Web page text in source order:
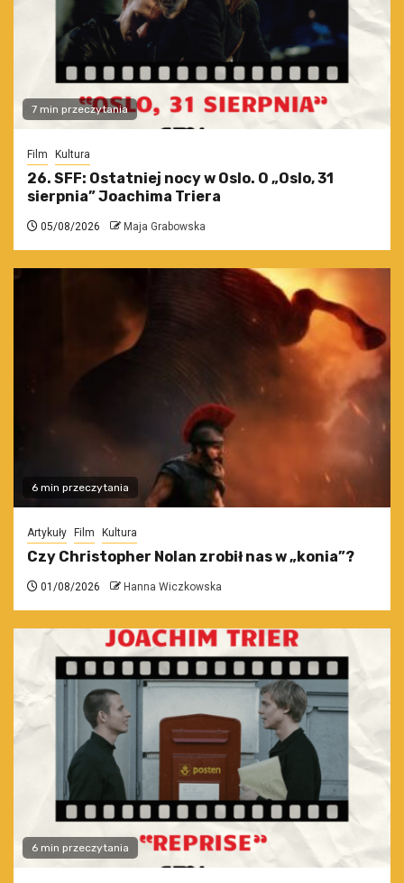
7 min przeczytania
Film Kultura
26. SFF: Ostatniej nocy w Oslo. O „Oslo, 31
sierpnia” Joachima Triera
05/08/2026 Maja Grabowska
6 min przeczytania
Artykuły Film Kultura
Czy Christopher Nolan zrobił nas w „konia”?
01/08/2026 Hanna Wiczkowska
6 min przeczytania